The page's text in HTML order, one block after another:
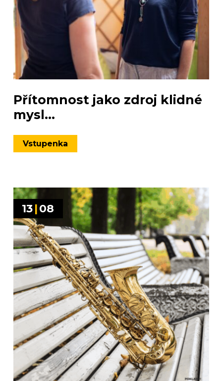
Přítomnost jako zdroj klidné
mysl...
Vstupenka
13|08